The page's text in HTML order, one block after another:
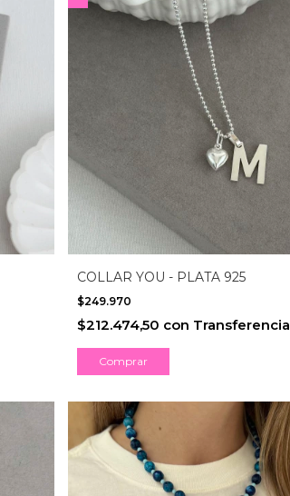
COLLAR YOU - PLATA 925
$249.970
$212.474,50 con Transferencia
Comprar